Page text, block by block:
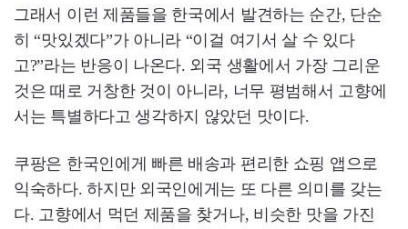
그래서 이런 제품들을 한국에서 발견하는 순간, 단순
히 “맛있겠다”가 아니라 “이걸 여기서 살 수 있다
고?”라는 반응이 나온다. 외국 생활에서 가장 그리운
것은 때로 거창한 것이 아니라, 너무 평범해서 고향에
서는 특별하다고 생각하지 않았던 맛이다.
쿠팡은 한국인에게 빠른 배송과 편리한 쇼핑 앱으로
익숙하다. 하지만 외국인에게는 또 다른 의미를 갖는
다. 고향에서 먹던 제품을 찾거나, 비슷한 맛을 가진